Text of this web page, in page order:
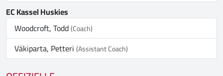
EC Kassel Huskies
Woodcroft, Todd(Coach)
Väkiparta, Petteri(Assistant Coach)